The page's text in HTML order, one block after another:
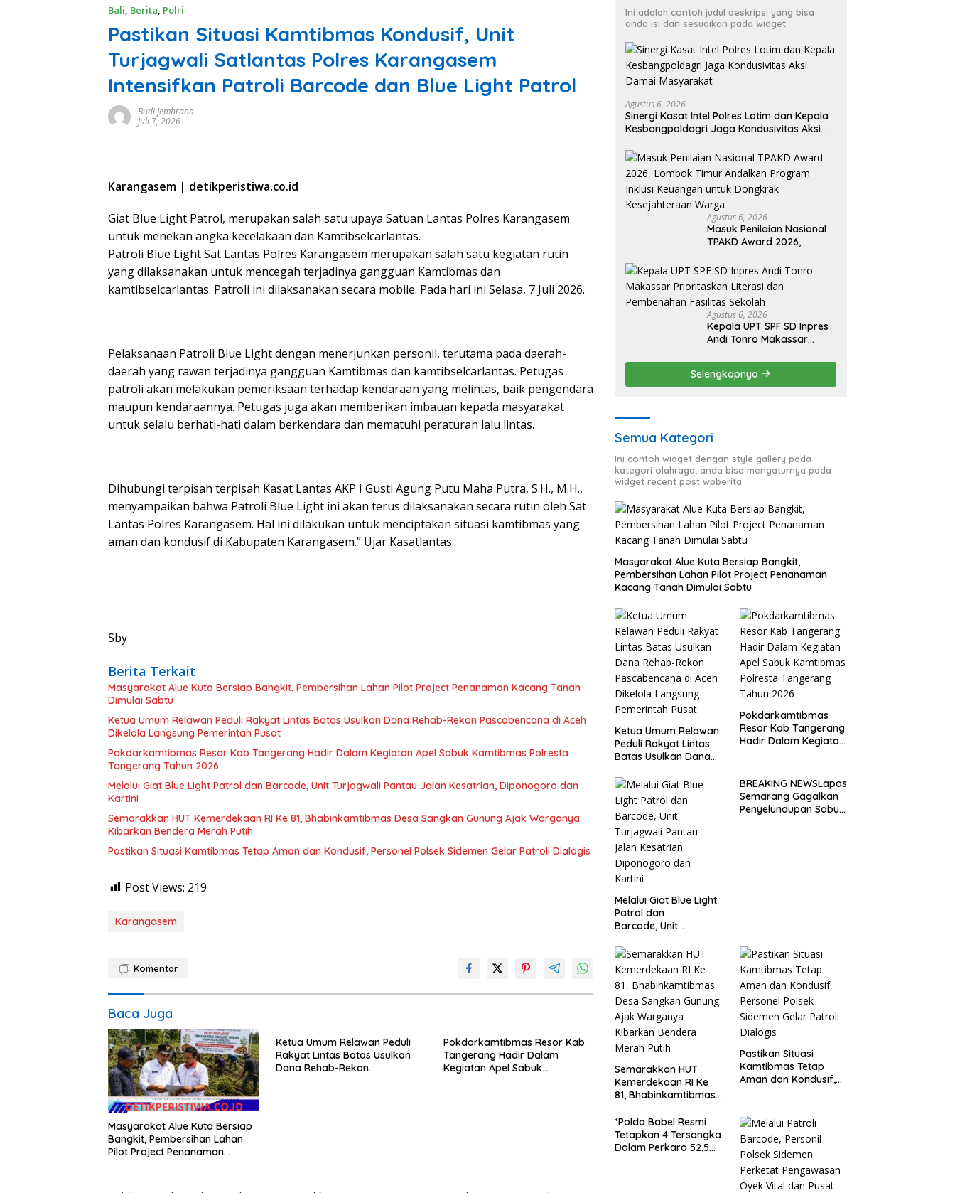
Bali, Berita, Polri
Pastikan Situasi Kamtibmas Kondusif, Unit
Turjagwali Satlantas Polres Karangasem
Intensifkan Patroli Barcode dan Blue Light Patrol
Budi Jembrana
Juli 7, 2026
Karangasem | detikperistiwa.co.id
Giat Blue Light Patrol, merupakan salah satu upaya Satuan Lantas Polres Karangasem
untuk menekan angka kecelakaan dan Kamtibselcarlantas.
Patroli Blue Light Sat Lantas Polres Karangasem merupakan salah satu kegiatan rutin
yang dilaksanakan untuk mencegah terjadinya gangguan Kamtibmas dan
kamtibselcarlantas. Patroli ini dilaksanakan secara mobile. Pada hari ini Selasa, 7 Juli 2026.
Pelaksanaan Patroli Blue Light dengan menerjunkan personil, terutama pada daerah-
daerah yang rawan terjadinya gangguan Kamtibmas dan kamtibselcarlantas. Petugas
patroli akan melakukan pemeriksaan terhadap kendaraan yang melintas, baik pengendara
maupun kendaraannya. Petugas juga akan memberikan imbauan kepada masyarakat
untuk selalu berhati-hati dalam berkendara dan mematuhi peraturan lalu lintas.
Dihubungi terpisah terpisah Kasat Lantas AKP I Gusti Agung Putu Maha Putra, S.H., M.H.,
menyampaikan bahwa Patroli Blue Light ini akan terus dilaksanakan secara rutin oleh Sat
Lantas Polres Karangasem. Hal ini dilakukan untuk menciptakan situasi kamtibmas yang
aman dan kondusif di Kabupaten Karangasem.” Ujar Kasatlantas.
Sby
Berita Terkait
Masyarakat Alue Kuta Bersiap Bangkit, Pembersihan Lahan Pilot Project Penanaman Kacang Tanah
Dimulai Sabtu
Ketua Umum Relawan Peduli Rakyat Lintas Batas Usulkan Dana Rehab-Rekon Pascabencana di Aceh
Dikelola Langsung Pemerintah Pusat
Pokdarkamtibmas Resor Kab Tangerang Hadir Dalam Kegiatan Apel Sabuk Kamtibmas Polresta
Tangerang Tahun 2026
Melalui Giat Blue Light Patrol dan Barcode, Unit Turjagwali Pantau Jalan Kesatrian, Diponogoro dan
Kartini
Semarakkan HUT Kemerdekaan RI Ke 81, Bhabinkamtibmas Desa Sangkan Gunung Ajak Warganya
Kibarkan Bendera Merah Putih
Pastikan Situasi Kamtibmas Tetap Aman dan Kondusif, Personel Polsek Sidemen Gelar Patroli Dialogis
Post Views: 219
Karangasem
Komentar
Baca Juga
Masyarakat Alue Kuta Bersiap
Bangkit, Pembersihan Lahan
Pilot Project Penanaman
Ketua Umum Relawan Peduli
Rakyat Lintas Batas Usulkan
Dana Rehab-Rekon
Pokdarkamtibmas Resor Kab
Tangerang Hadir Dalam
Kegiatan Apel Sabuk
Ini adalah contoh judul deskripsi yang bisa
anda isi dan sesuaikan pada widget
Agustus 6, 2026
Sinergi Kasat Intel Polres Lotim dan Kepala
Kesbangpoldagri Jaga Kondusivitas Aksi
Agustus 6, 2026
Masuk Penilaian Nasional
TPAKD Award 2026,
Program Inklusi Keuangan
untuk Dongkrak
Kesejahteraan Warga
Agustus 6, 2026
Kepala UPT SPF SD Inpres
Andi Tonro Makassar
Pembenahan Fasilitas
Sekolah
Selengkapnya
Semua Kategori
Ini contoh widget dengan style gallery pada
kategori olahraga, anda bisa mengaturnya pada
widget recent post wpberita.
Masyarakat Alue Kuta Bersiap Bangkit,
Pembersihan Lahan Pilot Project Penanaman
Kacang Tanah Dimulai Sabtu
Ketua Umum Relawan
Peduli Rakyat Lintas
Batas Usulkan Dana
Pascabencana di Aceh
Dikelola Langsung
Pemerintah Pusat
Pokdarkamtibmas
Resor Kab Tangerang
Hadir Dalam Kegiatan
Tangerang Tahun
2026
Melalui Giat Blue Light
Patrol dan
Barcode, Unit
Jalan Kesatrian,
Diponogoro dan
Kartini
BREAKING NEWSLapas
Semarang Gagalkan
Penyelundupan Sabu
Semarakkan HUT
Kemerdekaan RI Ke
81, Bhabinkamtibmas
Gunung Ajak
Warganya Kibarkan
Bendera Merah Putih
Pastikan Situasi
Kamtibmas Tetap
Aman dan Kondusif,
Dialogis
*Polda Babel Resmi
Tetapkan 4 Tersangka
Dalam Perkara 52,5